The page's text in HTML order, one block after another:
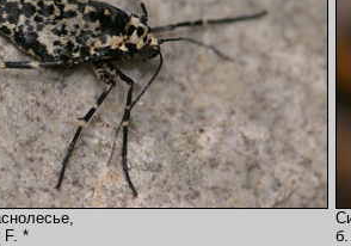
F. *
б.